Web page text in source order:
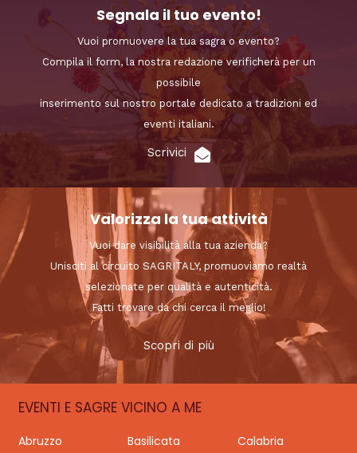
Segnala il tuo evento!
Vuoi promuovere la tua sagra o evento?
Compila il form, la nostra redazione verificherà per un
possibile
inserimento sul nostro portale dedicato a tradizioni ed
eventi italiani.
Scrivici
Valorizza la tua attività
Vuoi dare visibilità alla tua azienda?
Unisciti al circuito SAGRITALY, promuoviamo realtà
selezionate per qualità e autenticità.
Fatti trovare da chi cerca il meglio!
Scopri di più
EVENTI E SAGRE VICINO A ME
Abruzzo Basilicata
Calabria